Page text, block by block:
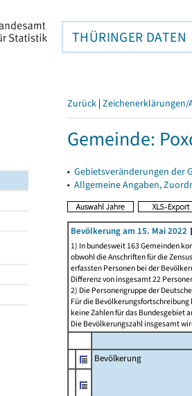
THÜRINGER DATEN
Zurück | Zeichenerklärungen/
Gemeinde:
▸ Gebietsveränderungen der
▸ Allgemeine Angaben,
Bevölkerung am 15. Mai 2022
1) In bundesweit 163 Gemeinden
obwohl die Anschriften für die
erfassten Personen bei der
Differenz von insgesamt 22
2) Die Personengruppe der
Für die
keine Zahlen für das Bundesgebiet
Die Bevölkerungszahl insgesamt
Bevölkerung